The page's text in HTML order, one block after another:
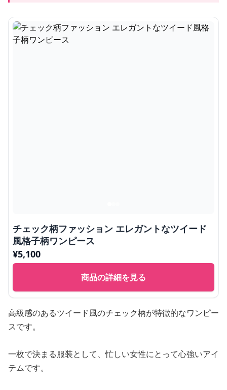
チェック柄ファッション エレガントなツイード
風格子柄ワンピース
¥5,100
商品の詳細を見る
高級感のあるツイード風のチェック柄が特徴的なワンピー
スです。
一枚で決まる服装として、忙しい女性にとって心強いアイ
テムです。